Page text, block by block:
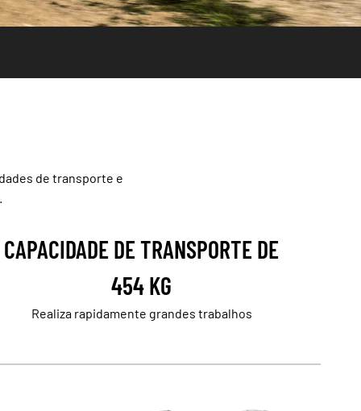
de transporte e
CAPACIDADE DE TRANSPORTE DE
454 KG
Realiza rapidamente grandes trabalhos